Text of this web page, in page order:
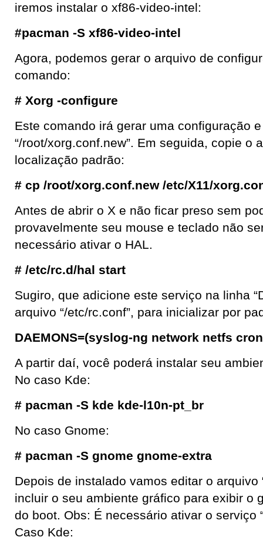
iremos instalar o xf86-video-intel:
#pacman -S xf86-video-intel
Agora, podemos gerar o arquivo de
comando:
# Xorg -configure
Este comando irá gerar uma configuração
“/root/xorg.conf.new”. Em seguida, copie o
localização padrão:
# cp /root/xorg.conf.new /etc/X11/
Antes de abrir o X e não ficar preso sem
provavelmente seu mouse e teclado não
necessário ativar o HAL.
# /etc/rc.d/hal start
Sugiro, que adicione este serviço na linha
arquivo “/etc/rc.conf”, para inicializar por
DAEMONS=(syslog-ng network netfs
A partir daí, você poderá instalar seu
No caso Kde:
# pacman -S kde kde-l10n-pt_br
No caso Gnome:
# pacman -S gnome gnome-extra
Depois de instalado vamos editar o arquivo
incluir o seu ambiente gráfico para exibir o
do boot. Obs: É necessário ativar o serviço
Caso Kde: